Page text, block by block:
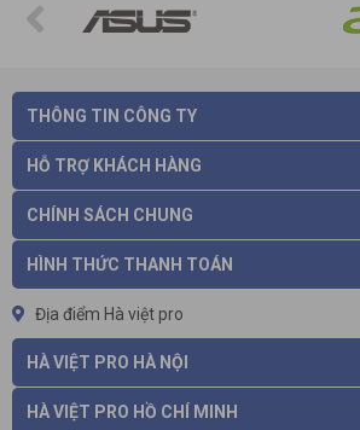
THÔNG TIN CÔNG TY
HỖ TRỢ KHÁCH HÀNG
CHÍNH SÁCH CHUNG
HÌNH THỨC THANH TOÁN
Địa điểm Hà việt pro
HÀ VIỆT PRO HÀ NỘI
HÀ VIỆT PRO HỒ CHÍ MINH